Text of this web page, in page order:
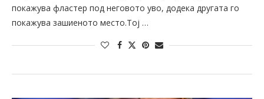
покажува фластер под неговото уво, додека другата го
покажува зашиеното место.Тој …